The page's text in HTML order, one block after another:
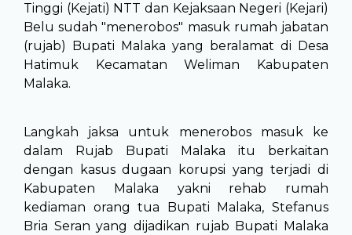
Tinggi (Kejati) NTT dan Kejaksaan Negeri (Kejari)
Belu sudah "menerobos" masuk rumah jabatan
(rujab) Bupati Malaka yang beralamat di Desa
Hatimuk Kecamatan Weliman Kabupaten
Malaka.
Langkah jaksa untuk menerobos masuk ke
dalam Rujab Bupati Malaka itu berkaitan
dengan kasus dugaan korupsi yang terjadi di
Kabupaten Malaka yakni rehab rumah
kediaman orang tua Bupati Malaka, Stefanus
Bria Seran yang dijadikan rujab Bupati Malaka